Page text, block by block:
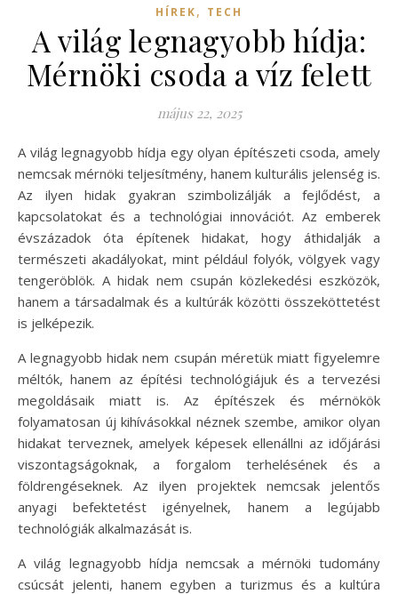
HÍREK, TECH
A világ legnagyobb hídja:
Mérnöki csoda a víz felett
május 22, 2025
A világ legnagyobb hídja egy olyan építészeti csoda, amely
nemcsak mérnöki teljesítmény, hanem kulturális jelenség is.
Az ilyen hidak gyakran szimbolizálják a fejlődést, a
kapcsolatokat és a technológiai innovációt. Az emberek
évszázadok óta építenek hidakat, hogy áthidalják a
természeti akadályokat, mint például folyók, völgyek vagy
tengeröblök. A hidak nem csupán közlekedési eszközök,
hanem a társadalmak és a kultúrák közötti összeköttetést
is jelképezik.
A legnagyobb hidak nem csupán méretük miatt figyelemre
méltók, hanem az építési technológiájuk és a tervezési
megoldásaik miatt is. Az építészek és mérnökök
folyamatosan új kihívásokkal néznek szembe, amikor olyan
hidakat terveznek, amelyek képesek ellenállni az időjárási
viszontagságoknak, a forgalom terhelésének és a
földrengéseknek. Az ilyen projektek nemcsak jelentős
anyagi befektetést igényelnek, hanem a legújabb
technológiák alkalmazását is.
A világ legnagyobb hídja nemcsak a mérnöki tudomány
csúcsát jelenti, hanem egyben a turizmus és a kultúra